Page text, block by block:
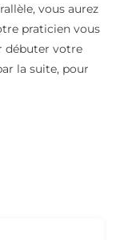
vous aurez
praticien vous
débuter votre
la suite, pour